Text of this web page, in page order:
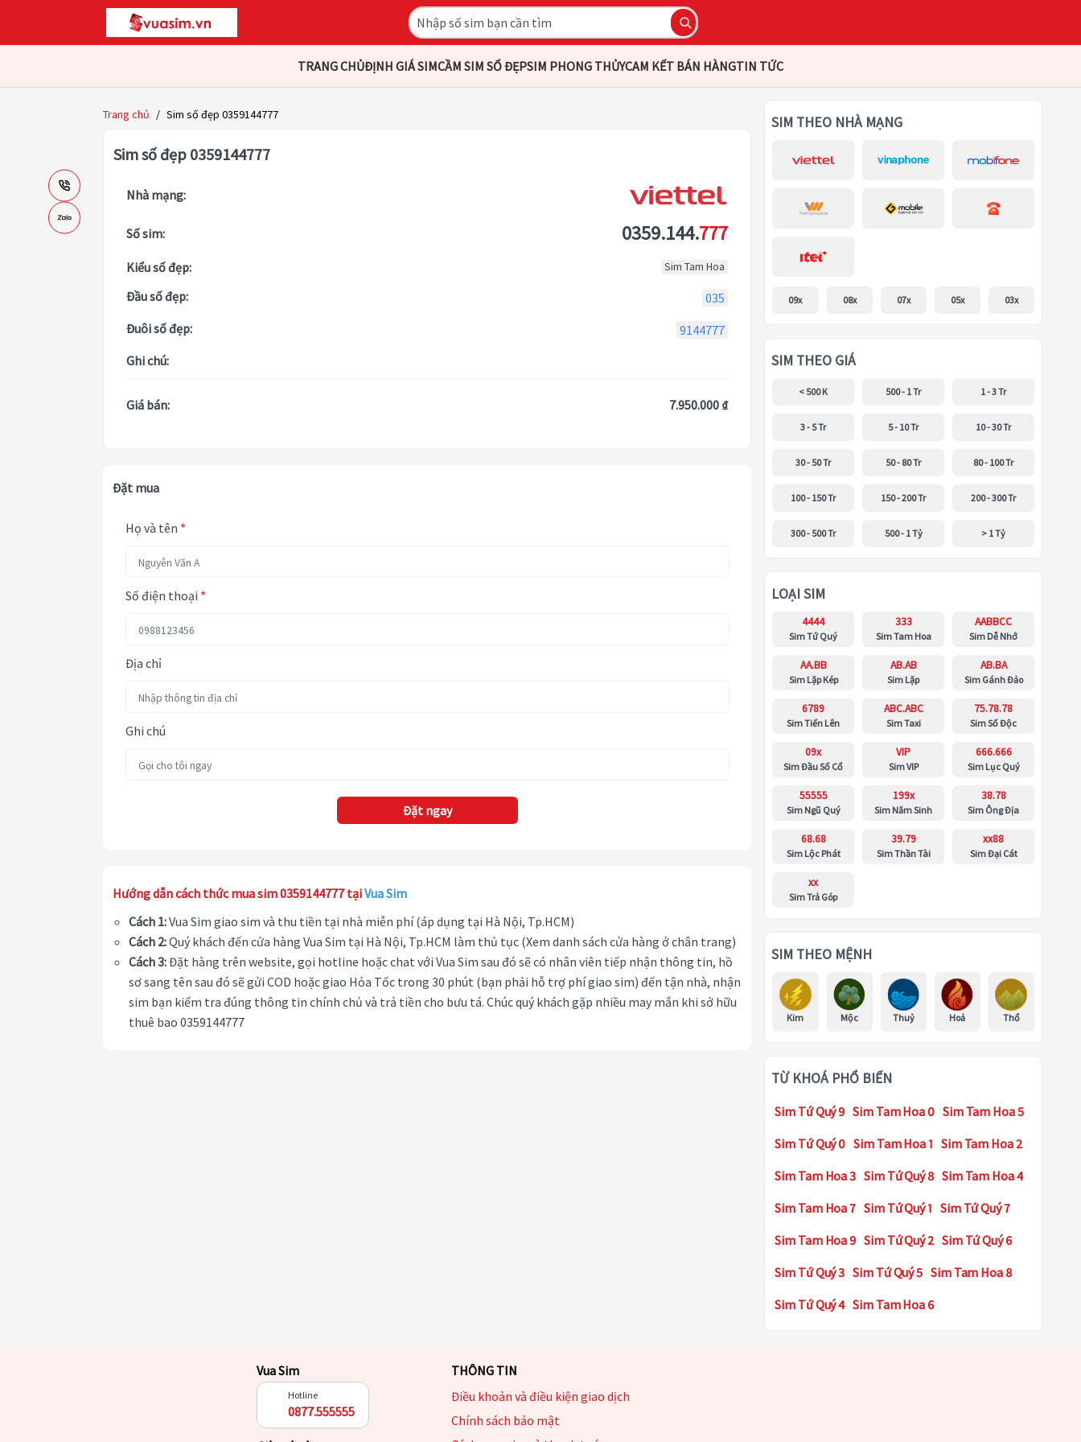
TRANG CHỦĐỊNH GIÁ SIMCẦM SIM SỐ ĐẸPSIM PHONG THỦYCAM KẾT BÁN HÀNGTIN TỨC
Trang chủ / Sim số đẹp 0359144777
Sim số đẹp 0359144777
Nhà mạng:
Số sim: 0359.144.777
Kiểu số đẹp: Sim Tam Hoa
Đầu số đẹp:
035
Đuôi số đẹp:
9144777
Ghi chú:
Giá bán: 7.950.000 ₫
Đặt mua
Họ và tên *
Số điện thoại *
Địa chỉ
Ghi chú
Đặt ngay
Hướng dẫn cách thức mua sim 0359144777 tạiVua Sim
Cách 1:Vua Sim giao sim và thu tiền tại nhà miễn phí (áp dụng tại Hà Nội, Tp.HCM)
Cách 2:Quý khách đến cửa hàng Vua Sim tại Hà Nội, Tp.HCM làm thủ tục (Xem danh sách cửa hàng ở chân trang)
Cách 3:Đặt hàng trên website, gọi hotline hoặc chat với Vua Sim sau đó sẽ có nhân viên tiếp nhận thông tin, hồ
sơ sang tên sau đó sẽ gửi COD hoặc giao Hỏa Tốc trong 30 phút (bạn phải hỗ trợ phí giao sim) đến tận nhà, nhận
sim bạn kiểm tra đúng thông tin chính chủ và trả tiền cho bưu tá. Chúc quý khách gặp nhiều may mắn khi sở hữu
thuê bao 0359144777
SIM THEO NHÀ MẠNG
09x 08x 07x 05x 03x
SIM THEO GIÁ
< 500 K 500 - 1 Tr 1 - 3 Tr
3 - 5 Tr 5 - 10 Tr 10 - 30 Tr
30 - 50 Tr 50 - 80 Tr 80 - 100 Tr
100 - 150 Tr 150 - 200 Tr 200 - 300 Tr
300 - 500 Tr 500 - 1 Tỷ > 1 Tỷ
LOẠI SIM
4444
Sim Tứ Quý
333
Sim Tam Hoa
AABBCC
Sim Dễ Nhớ
AA.BB
Sim Lặp Kép
AB.AB
Sim Lặp
AB.BA
Sim Gánh Đảo
6789
Sim Tiến Lên
ABC.ABC
Sim Taxi
75.78.78
Sim Số Độc
09x
Sim Đầu Số Cổ
VIP
Sim VIP
666.666
Sim Lục Quý
55555
Sim Ngũ Quý
199x
Sim Năm Sinh
38.78
Sim Ông Địa
68.68
Sim Lộc Phát
39.79
Sim Thần Tài
xx88
Sim Đại Cát
xx
Sim Trả Góp
SIM THEO MỆNH
Kim Mộc Thuỷ Hoả Thổ
TỪ KHOÁ PHỔ BIẾN
Sim Tứ Quý 9 Sim Tam Hoa 0 Sim Tam Hoa 5
Sim Tứ Quý 0 Sim Tam Hoa 1 Sim Tam Hoa 2
Sim Tam Hoa 3 Sim Tứ Quý 8 Sim Tam Hoa 4
Sim Tam Hoa 7 Sim Tứ Quý 1 Sim Tứ Quý 7
Sim Tam Hoa 9 Sim Tứ Quý 2 Sim Tứ Quý 6
Sim Tứ Quý 3 Sim Tứ Quý 5 Sim Tam Hoa 8
Sim Tứ Quý 4 Sim Tam Hoa 6
Vua Sim
Hotline
0877.555555
THÔNG TIN
Điều khoản và điều kiện giao dịch
Chính sách bảo mật